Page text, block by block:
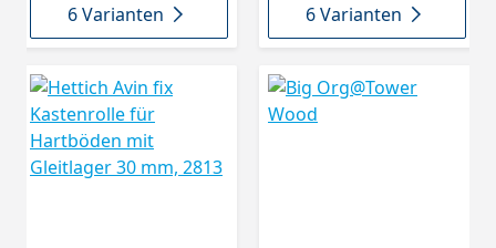
6 Varianten 6 Varianten